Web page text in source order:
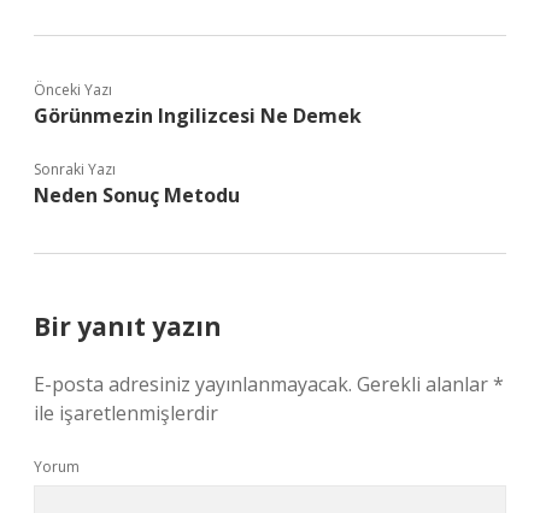
Önceki Yazı
Görünmezin Ingilizcesi Ne Demek
Sonraki Yazı
Neden Sonuç Metodu
Bir yanıt yazın
E-posta adresiniz yayınlanmayacak. Gerekli alanlar*
ile işaretlenmişlerdir
Yorum